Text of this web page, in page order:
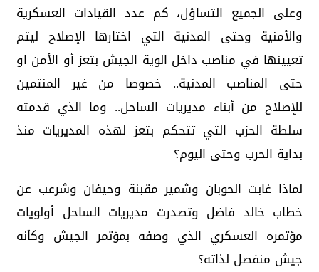
وعلى الجميع التساؤل، كم عدد القيادات العسكرية
والأمنية وحتى المدنية التي اختارها الإصلاح ليتم
تعيينها في مناصب داخل الوية الجيش بتعز أو الأمن او
حتى المناصب المدنية.. خصوصا من غير المنتمين
للإصلاح من أبناء مديريات الساحل.. وما الذي قدمته
سلطة الحزب التي تتحكم بتعز لهذه المديريات منذ
بداية الحرب وحتى اليوم؟
لماذا غابت الحوبان وشمير مقبنة وحيفان وشرعب عن
خطاب خالد فاضل وتصدرت مديريات الساحل أولويات
مؤتمره العسكري الذي وصفه بمؤتمر الجيش وكأنه
جيش منفصل لذاته؟